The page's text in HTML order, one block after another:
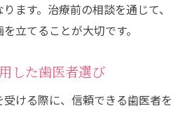
ます。治療前の相談を通じて、
立てることが大切です。
した歯医者選び
ける際に、信頼できる歯医者を